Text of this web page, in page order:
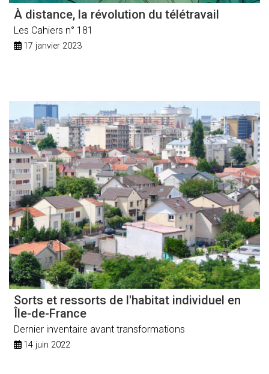
À distance, la révolution du télétravail
Les Cahiers n° 181
17 janvier 2023
Sorts et ressorts de l'habitat individuel en
Île-de-France
Dernier inventaire avant transformations
14 juin 2022